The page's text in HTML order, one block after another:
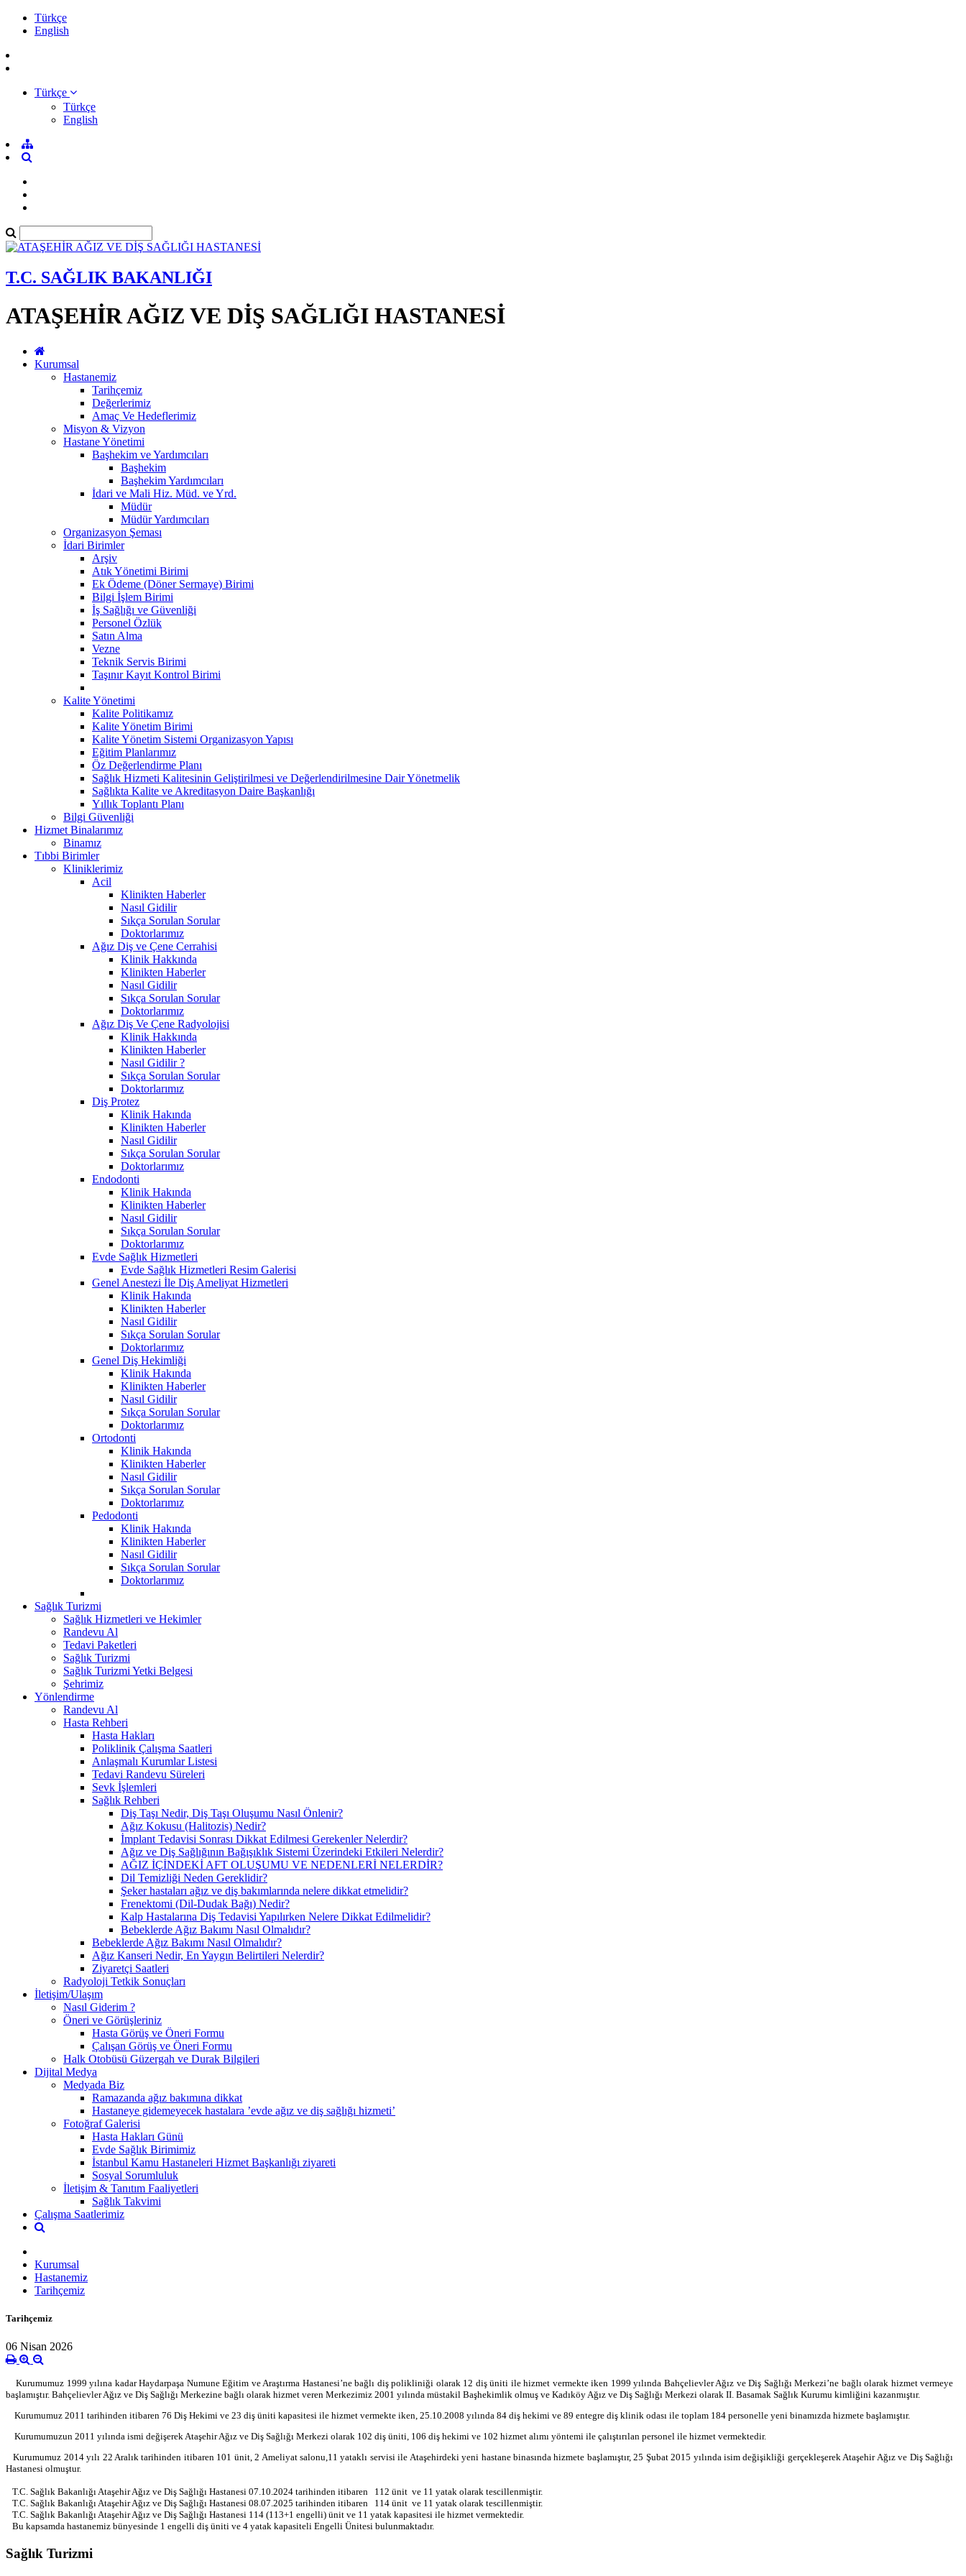
Türkçe
English
Türkçe
Türkçe
English
T.C. SAĞLIK BAKANLIĞI
ATAŞEHİR AĞIZ VE DİŞ SAĞLIĞI HASTANESİ
Kurumsal
Hastanemiz
Tarihçemiz
Değerlerimiz
Amaç Ve Hedeflerimiz
Misyon & Vizyon
Hastane Yönetimi
Başhekim ve Yardımcıları
Başhekim
Başhekim Yardımcıları
İdari ve Mali Hiz. Müd. ve Yrd.
Müdür
Müdür Yardımcıları
Organizasyon Şeması
İdari Birimler
Arşiv
Atık Yönetimi Birimi
Ek Ödeme (Döner Sermaye) Birimi
Bilgi İşlem Birimi
İş Sağlığı ve Güvenliği
Personel Özlük
Satın Alma
Vezne
Teknik Servis Birimi
Taşınır Kayıt Kontrol Birimi
Kalite Yönetimi
Kalite Politikamız
Kalite Yönetim Birimi
Kalite Yönetim Sistemi Organizasyon Yapısı
Eğitim Planlarımız
Öz Değerlendirme Planı
Sağlık Hizmeti Kalitesinin Geliştirilmesi ve Değerlendirilmesine Dair Yönetmelik
Sağlıkta Kalite ve Akreditasyon Daire Başkanlığı
Yıllık Toplantı Planı
Bilgi Güvenliği
Hizmet Binalarımız
Binamız
Tıbbi Birimler
Kliniklerimiz
Acil
Klinikten Haberler
Nasıl Gidilir
Sıkça Sorulan Sorular
Doktorlarımız
Ağız Diş ve Çene Cerrahisi
Klinik Hakkında
Klinikten Haberler
Nasıl Gidilir
Sıkça Sorulan Sorular
Doktorlarımız
Ağız Diş Ve Çene Radyolojisi
Klinik Hakkında
Klinikten Haberler
Nasıl Gidilir ?
Sıkça Sorulan Sorular
Doktorlarımız
Diş Protez
Klinik Hakında
Klinikten Haberler
Nasıl Gidilir
Sıkça Sorulan Sorular
Doktorlarımız
Endodonti
Klinik Hakında
Klinikten Haberler
Nasıl Gidilir
Sıkça Sorulan Sorular
Doktorlarımız
Evde Sağlık Hizmetleri
Evde Sağlık Hizmetleri Resim Galerisi
Genel Anestezi İle Diş Ameliyat Hizmetleri
Klinik Hakında
Klinikten Haberler
Nasıl Gidilir
Sıkça Sorulan Sorular
Doktorlarımız
Genel Diş Hekimliği
Klinik Hakında
Klinikten Haberler
Nasıl Gidilir
Sıkça Sorulan Sorular
Doktorlarımız
Ortodonti
Klinik Hakında
Klinikten Haberler
Nasıl Gidilir
Sıkça Sorulan Sorular
Doktorlarımız
Pedodonti
Klinik Hakında
Klinikten Haberler
Nasıl Gidilir
Sıkça Sorulan Sorular
Doktorlarımız
Sağlık Turizmi
Sağlık Hizmetleri ve Hekimler
Randevu Al
Tedavi Paketleri
Sağlık Turizmi
Sağlık Turizmi Yetki Belgesi
Şehrimiz
Yönlendirme
Randevu Al
Hasta Rehberi
Hasta Hakları
Poliklinik Çalışma Saatleri
Anlaşmalı Kurumlar Listesi
Tedavi Randevu Süreleri
Sevk İşlemleri
Sağlık Rehberi
Diş Taşı Nedir, Diş Taşı Oluşumu Nasıl Önlenir?
Ağız Kokusu (Halitozis) Nedir?
İmplant Tedavisi Sonrası Dikkat Edilmesi Gerekenler Nelerdir?
Ağız ve Diş Sağlığının Bağışıklık Sistemi Üzerindeki Etkileri Nelerdir?
AĞIZ İÇİNDEKİ AFT OLUŞUMU VE NEDENLERİ NELERDİR?
Dil Temizliği Neden Gereklidir?
Şeker hastaları ağız ve diş bakımlarında nelere dikkat etmelidir?
Frenektomi (Dil-Dudak Bağı) Nedir?
Kalp Hastalarına Diş Tedavisi Yapılırken Nelere Dikkat Edilmelidir?
Bebeklerde Ağız Bakımı Nasıl Olmalıdır?
Bebeklerde Ağız Bakımı Nasıl Olmalıdır?
Ağız Kanseri Nedir, En Yaygın Belirtileri Nelerdir?
Ziyaretçi Saatleri
Radyoloji Tetkik Sonuçları
İletişim/Ulaşım
Nasıl Giderim ?
Öneri ve Görüşleriniz
Hasta Görüş ve Öneri Formu
Çalışan Görüş ve Öneri Formu
Halk Otobüsü Güzergah ve Durak Bilgileri
Dijital Medya
Medyada Biz
Ramazanda ağız bakımına dikkat
Hastaneye gidemeyecek hastalara ’evde ağız ve diş sağlığı hizmeti’
Fotoğraf Galerisi
Hasta Hakları Günü
Evde Sağlık Birimimiz
İstanbul Kamu Hastaneleri Hizmet Başkanlığı ziyareti
Sosyal Sorumluluk
İletişim & Tanıtım Faaliyetleri
Sağlık Takvimi
Çalışma Saatlerimiz
Kurumsal
Hastanemiz
Tarihçemiz
Tarihçemiz
06 Nisan 2026
Kurumumuz 1999 yılına kadar Haydarpaşa Numune Eğitim ve Araştırma Hastanesi’ne bağlı diş polikliniği olarak 12 diş üniti ile hizmet vermekte iken 1999 yılında Bahçelievler Ağız ve Diş Sağlığı Merkezi’ne bağlı olarak hizmet vermeye
başlamıştır. Bahçelievler Ağız ve Diş Sağlığı Merkezine bağlı olarak hizmet veren Merkezimiz 2001 yılında müstakil Başhekimlik olmuş ve Kadıköy Ağız ve Diş Sağlığı Merkezi olarak II. Basamak Sağlık Kurumu kimliğini kazanmıştır.
Kurumumuz 2011 tarihinden itibaren 76 Diş Hekimi ve 23 diş üniti kapasitesi ile hizmet vermekte iken, 25.10.2008 yılında 84 diş hekimi ve 89 entegre diş klinik odası ile toplam 184 personelle yeni binamızda hizmete başlamıştır.
Kurumumuzun 2011 yılında ismi değişerek Ataşehir Ağız ve Diş Sağlığı Merkezi olarak 102 diş üniti, 106 diş hekimi ve 102 hizmet alımı yöntemi ile çalıştırılan personel ile hizmet vermektedir.
Kurumumuz 2014 yılı 22 Aralık tarihinden itibaren 101 ünit, 2 Ameliyat salonu,11 yataklı servisi ile Ataşehirdeki yeni hastane binasında hizmete başlamıştır, 25 Şubat 2015 yılında isim değişikliği gerçekleşerek Ataşehir Ağız ve Diş Sağlığı
Hastanesi olmuştur.
T.C. Sağlık Bakanlığı Ataşehir Ağız ve Diş Sağlığı Hastanesi 07.10.2024 tarihinden itibaren
112 ünit ve 11 yatak olarak tescillenmiştir.
T.C. Sağlık Bakanlığı Ataşehir Ağız ve Diş Sağlığı Hastanesi 08.07.2025 tarihinden itibaren
114 ünit ve 11 yatak olarak tescillenmiştir.
T.C. Sağlık Bakanlığı Ataşehir Ağız ve Diş Sağlığı Hastanesi 114 (113+1 engelli) ünit ve 11 yatak kapasitesi ile hizmet vermektedir.
Bu kapsamda hastanemiz bünyesinde 1 engelli diş üniti ve 4 yatak kapasiteli Engelli Ünitesi bulunmaktadır.
Sağlık Turizmi